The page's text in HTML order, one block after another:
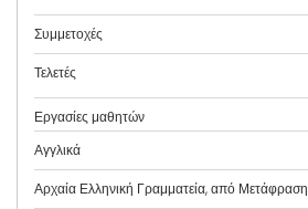
Συμμετοχές
Τελετές
Εργασίες μαθητών
Αγγλικά
Αρχαία Ελληνική Γραμματεία, από Μετάφραση